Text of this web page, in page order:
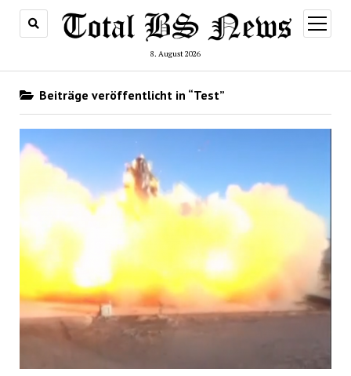
8. August 2026
Menü
öffnen
Beiträge veröffentlicht in “Test”